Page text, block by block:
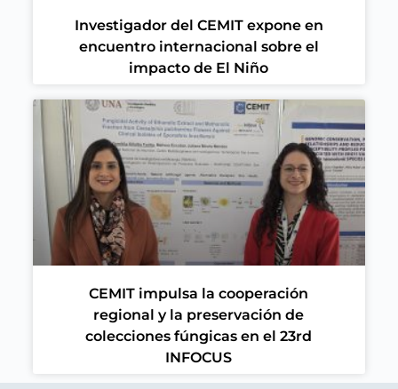
Investigador del CEMIT expone en
encuentro internacional sobre el
impacto de El Niño
CEMIT impulsa la cooperación
regional y la preservación de
colecciones fúngicas en el 23rd
INFOCUS